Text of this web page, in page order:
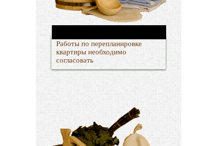
Работы по перепланировке
квартиры необходимо
согласовать